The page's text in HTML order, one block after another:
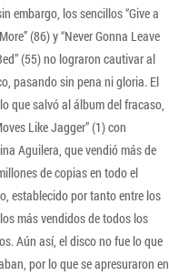
embargo, los sencillos “Give a
(86) y “Never Gonna Leave
(55) no lograron cautivar al
pasando sin pena ni gloria. El
que salvó al álbum del fracaso,
Like Jagger” (1) con
Aguilera, que vendió más de
de copias en todo el
establecido por tanto entre los
más vendidos de todos los
Aún así, el disco no fue lo que
por lo que se apresuraron en